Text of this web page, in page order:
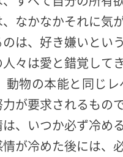
なかなかそれに気
は、好き嫌いとい
々は愛と錯覚して
動物の本能と同じ
が要求されるもの
、いつか必ず冷め
が冷めた後には、